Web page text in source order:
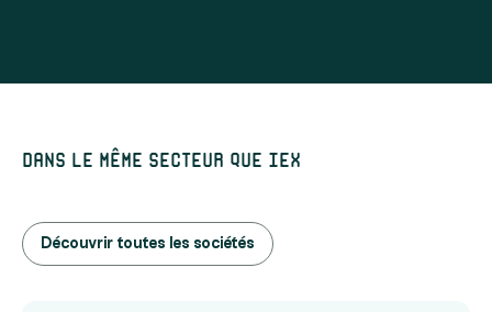
Dans le même secteur que IEX
Découvrir toutes les sociétés